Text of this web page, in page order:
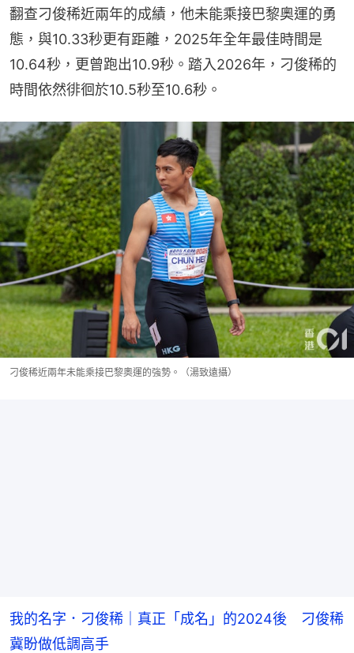
翻查刁俊稀近兩年的成績，他未能乘接巴黎奧運的勇
態，與10.33秒更有距離，2025年全年最佳時間是
10.64秒，更曾跑出10.9秒。踏入2026年，刁俊稀的
時間依然徘徊於10.5秒至10.6秒。
刁俊稀近兩年未能乘接巴黎奧運的強勢。（湯致遠攝）
我的名字．刁俊稀｜真正「成名」的2024後 刁俊稀
冀盼做低調高手